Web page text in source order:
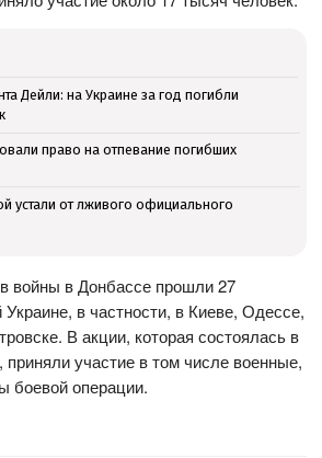
Дейли: на Украине за год погибли
право на отпевание погибших
устали от лживого официального
войны в Донбассе прошли 27
в частности, в Киеве, Одессе,
В акции, которая состоялась в
приняли участие в том числе военные,
боевой операции.